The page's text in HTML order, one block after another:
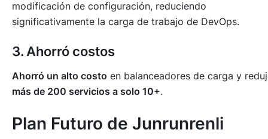
modificación de configuración, reduciendo
significativamente la carga de trabajo de DevOps.
3. Ahorró costos
Ahorró un alto costo en balanceadores de carga y
más de 200 servicios a solo 10+.
Plan Futuro de Junrunrenli